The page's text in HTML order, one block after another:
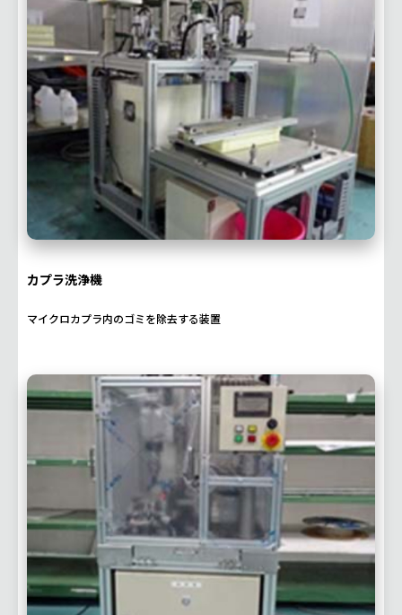
カプラ洗浄機
マイクロカプラ内のゴミを除去する装置